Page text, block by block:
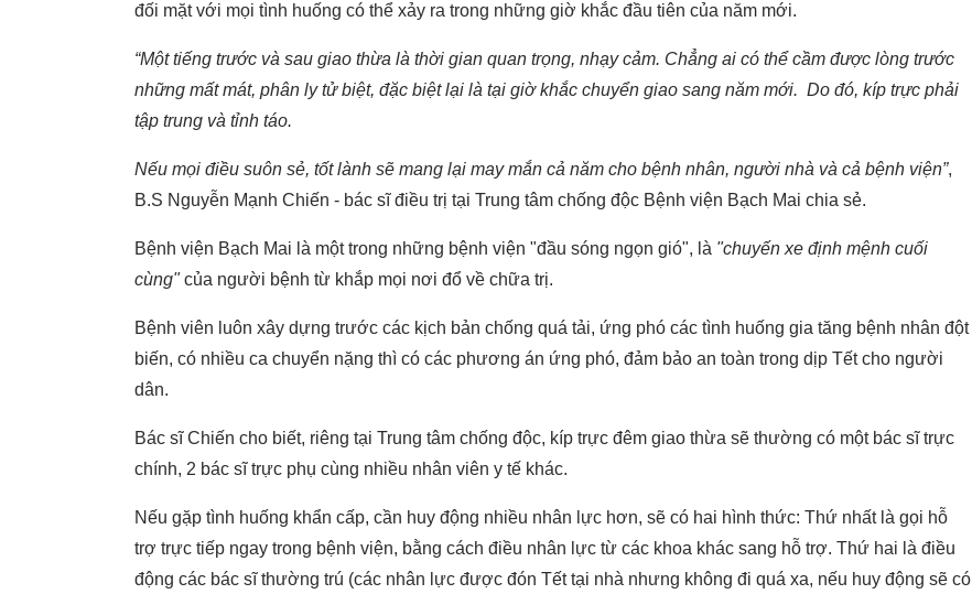
đối mặt với mọi tình huống có thể xảy ra trong những giờ khắc đầu tiên của năm mới.
“Một tiếng trước và sau giao thừa là thời gian quan trọng, nhạy cảm. Chẳng ai có thể cầm được lòng trước
những mất mát, phân ly tử biệt, đặc biệt lại là tại giờ khắc chuyển giao sang năm mới. Do đó, kíp trực phải
tập trung và tỉnh táo.
Nếu mọi điều suôn sẻ, tốt lành sẽ mang lại may mắn cả năm cho bệnh nhân, người nhà và cả bệnh viện”,
B.S Nguyễn Mạnh Chiến - bác sĩ điều trị tại Trung tâm chống độc Bệnh viện Bạch Mai chia sẻ.
Bệnh viện Bạch Mai là một trong những bệnh viện "đầu sóng ngọn gió", là "chuyến xe định mệnh cuối
cùng"của người bệnh từ khắp mọi nơi đổ về chữa trị.
Bệnh viên luôn xây dựng trước các kịch bản chống quá tải, ứng phó các tình huống gia tăng bệnh nhân đột
biến, có nhiều ca chuyển nặng thì có các phương án ứng phó, đảm bảo an toàn trong dịp Tết cho người
dân.
Bác sĩ Chiến cho biết, riêng tại Trung tâm chống độc, kíp trực đêm giao thừa sẽ thường có một bác sĩ trực
chính, 2 bác sĩ trực phụ cùng nhiều nhân viên y tế khác.
Nếu gặp tình huống khẩn cấp, cần huy động nhiều nhân lực hơn, sẽ có hai hình thức: Thứ nhất là gọi hỗ
trợ trực tiếp ngay trong bệnh viện, bằng cách điều nhân lực từ các khoa khác sang hỗ trợ. Thứ hai là điều
động các bác sĩ thường trú (các nhân lực được đón Tết tại nhà nhưng không đi quá xa, nếu huy động sẽ có